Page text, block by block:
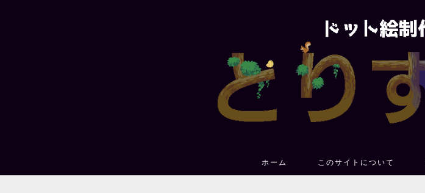
ホーム このサイトについて